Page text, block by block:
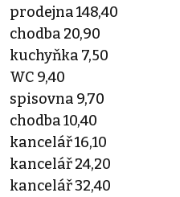
prodejna 148,40
chodba 20,90
kuchyňka 7,50
WC 9,40
spisovna 9,70
chodba 10,40
kancelář 16,10
kancelář 24,20
kancelář 32,40